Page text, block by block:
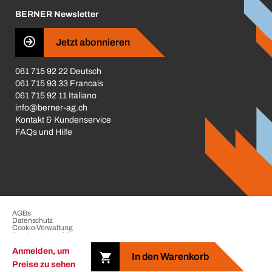
Anmelden, um
Preise zu sehen
In den Warenkorb
Business Conduct
BERNER Newsletter
Jetzt abonnieren
061 715 92 22 Deutsch
061 715 93 33 Francais
061 715 92 11 Italiano
info@berner-ag.ch
Kontakt & Kundenservice
FAQs und Hilfe
Copyright © 2026 der BERNER Gruppe. Alle Rechte vorbehalten.
AGBs
Datenschutz
Cookie-Verwaltung
Beschwerdeverfahren